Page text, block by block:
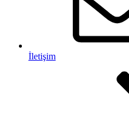
İletişim